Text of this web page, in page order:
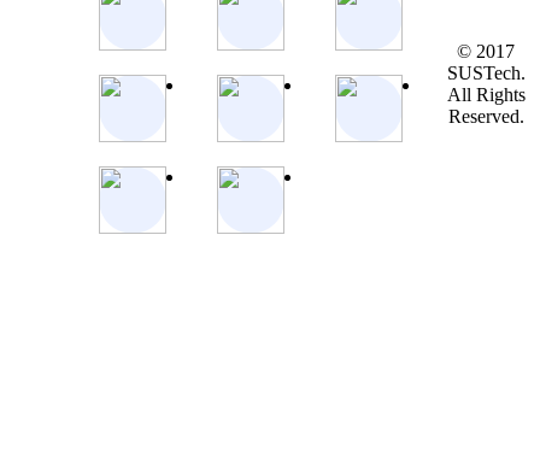
© 2017
SUSTech.
All Rights
Reserved.